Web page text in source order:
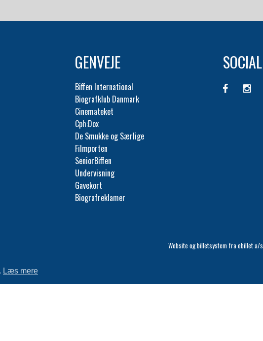
Læs mere
GENVEJE
Biffen International
Biografklub Danmark
Cinemateket
Cph:Dox
De Smukke og Særlige
Filmporten
SeniorBiffen
Undervisning
Gavekort
Biografreklamer
SOCIAL
Website og billetsystem fra ebillet a/s